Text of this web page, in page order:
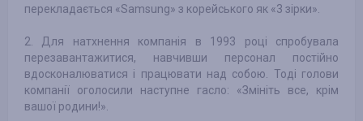
перекладається «Samsung» з корейського як «3 зірки».
2. Для натхнення компанія в 1993 році спробувала
перезавантажитися, навчивши персонал постійно
вдосконалюватися і працювати над собою. Тоді голови
компанії оголосили наступне гасло: «Змініть все, крім
вашої родини!».